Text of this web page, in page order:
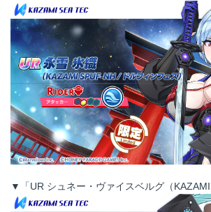
▼「UR シュネー・ヴァイスベルグ（KAZAMI